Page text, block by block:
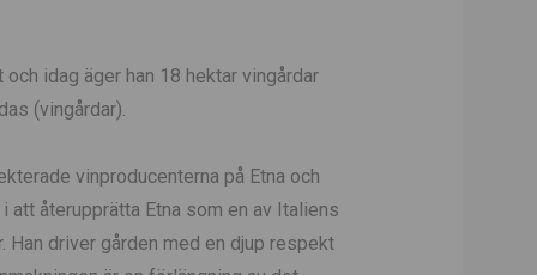
idag äger han 18 hektar vingårdar
(vingårdar).
vinproducenterna på Etna och
att återupprätta Etna som en av Italiens
Han driver gården med en djup respekt